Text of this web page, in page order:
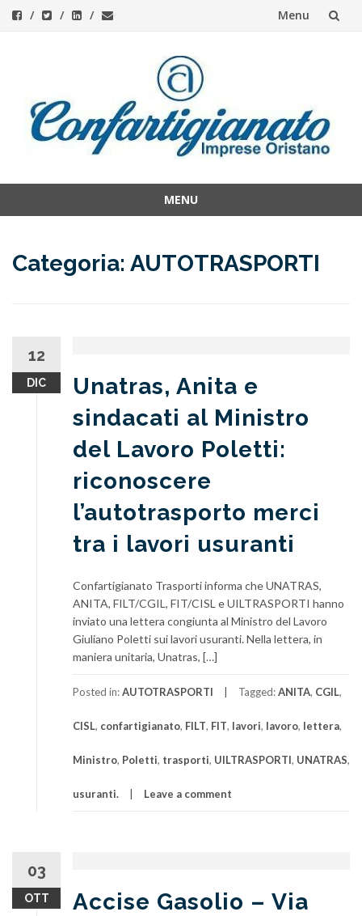
Menu
content
MENU
content
Categoria: AUTOTRASPORTI
12
DIC
Unatras, Anita e
sindacati al Ministro
del Lavoro Poletti:
riconoscere
l’autotrasporto merci
tra i lavori usuranti
Confartigianato Trasporti informa che UNATRAS,
ANITA, FILT/CGIL, FIT/CISL e UILTRASPORTI hanno
inviato una lettera congiunta al Ministro del Lavoro
Giuliano Poletti sui lavori usuranti. Nella lettera, in
maniera unitaria, Unatras, […]
Posted in:AUTOTRASPORTI Tagged:ANITA, CGIL,
CISL, confartigianato, FILT, FIT, lavori, lavoro, lettera,
Ministro, Poletti, trasporti, UILTRASPORTI, UNATRAS,
usuranti. Leave a comment
03
OTT
Accise Gasolio – Via